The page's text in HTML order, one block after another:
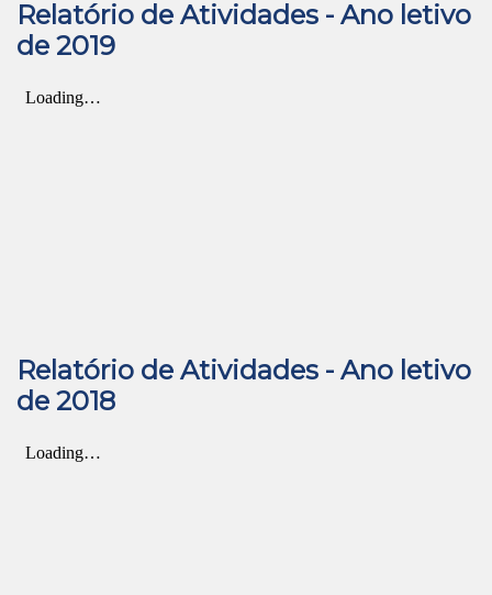
Relatório de Atividades - Ano letivo
de 2019
Relatório de Atividades - Ano letivo
de 2018